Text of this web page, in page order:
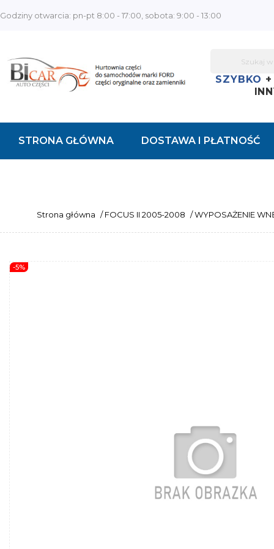
Godziny otwarcia: pn-pt 8:00 - 17:00, sobota: 9:00 - 13:00
SZYBKO
STRONA GŁÓWNA DOSTAWA I PŁATNOŚĆ
Strona główna / FOCUS II 2005-2008 / WYPOSAŻENIE
-5%